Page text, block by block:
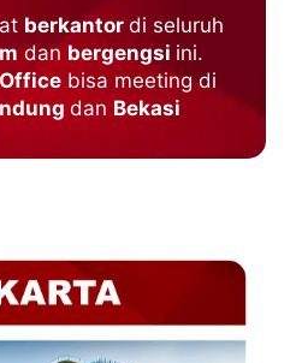
berkantor di seluruh
dan bergengsi ini.
bisa meeting di
dan Bekasi